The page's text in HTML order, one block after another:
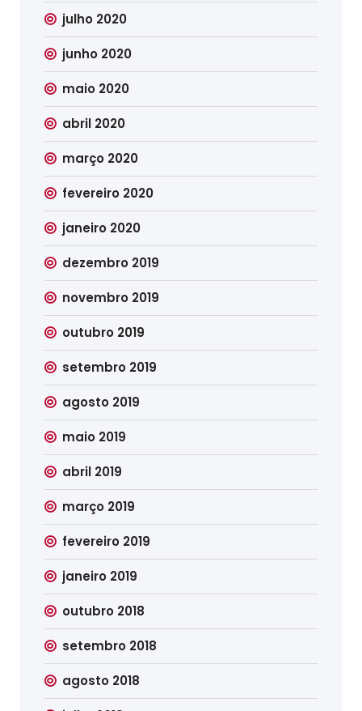
julho 2020
junho 2020
maio 2020
abril 2020
março 2020
fevereiro 2020
janeiro 2020
dezembro 2019
novembro 2019
outubro 2019
setembro 2019
agosto 2019
maio 2019
abril 2019
março 2019
fevereiro 2019
janeiro 2019
outubro 2018
setembro 2018
agosto 2018